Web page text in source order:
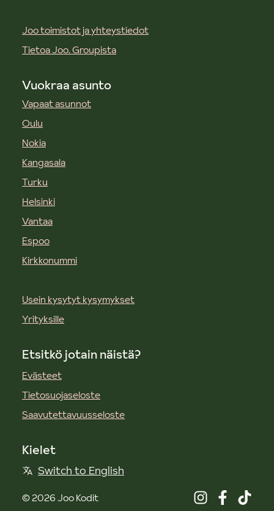
Joo toimistot ja yhteystiedot
Tietoa Joo. Groupista
Vuokraa asunto
Vapaat asunnot
Oulu
Nokia
Kangasala
Turku
Helsinki
Vantaa
Espoo
Kirkkonummi
Usein kysytyt kysymykset
Yrityksille
Etsitkö jotain näistä?
Evästeet
Tietosuojaseloste
Saavutettavuusseloste
Kielet
Switch to English
©2026Joo Kodit